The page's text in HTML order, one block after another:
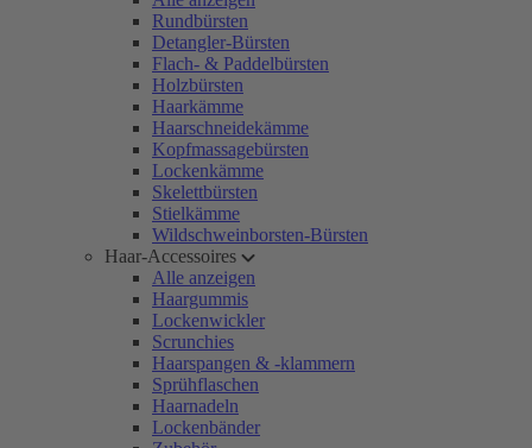
Rundbürsten
Detangler-Bürsten
Flach- & Paddelbürsten
Holzbürsten
Haarkämme
Haarschneidekämme
Kopfmassagebürsten
Lockenkämme
Skelettbürsten
Stielkämme
Wildschweinborsten-Bürsten
Haar-Accessoires
Alle anzeigen
Haargummis
Lockenwickler
Scrunchies
Haarspangen & -klammern
Sprühflaschen
Haarnadeln
Lockenbänder